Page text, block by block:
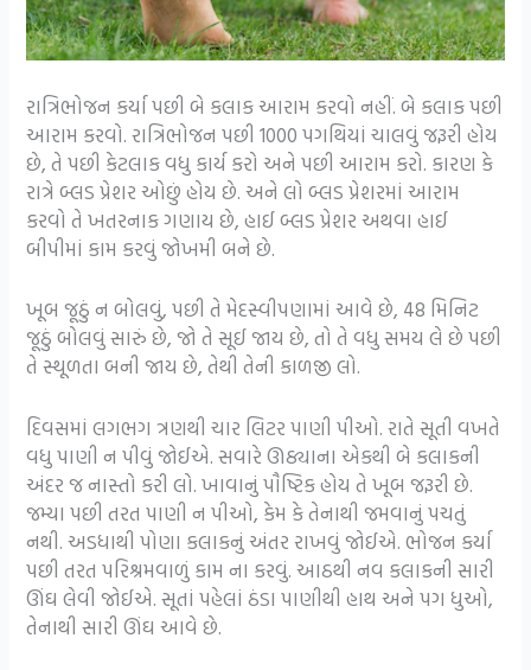
રાત્રિભોજન કર્યા પછી બે કલાક આરામ કરવો નહીં. બે કલાક પછી
આરામ કરવો. રાત્રિભોજન પછી 1000 પગથિયાં ચાલવું જરૂરી હોય
છે, તે પછી કેટલાક વધુ કાર્ય કરો અને પછી આરામ કરો. કારણ કે
રાત્રે બ્લડ પ્રેશર ઓછું હોય છે. અને લો બ્લડ પ્રેશરમાં આરામ
કરવો તે ખતરનાક ગણાય છે, હાઈ બ્લડ પ્રેશર અથવા હાઈ
બીપીમાં કામ કરવું જોખમી બને છે.
ખૂબ જૂઠું ન બોલવું, પછી તે મેદસ્વીપણામાં આવે છે, 48 મિનિટ
જૂઠું બોલવું સારું છે, જો તે સૂઈ જાય છે, તો તે વધુ સમય લે છે પછી
તે સ્થૂળતા બની જાય છે, તેથી તેની કાળજી લો.
દિવસમાં લગભગ ત્રણથી ચાર લિટર પાણી પીઓ. રાતે સૂતી વખતે
વધુ પાણી ન પીવું જોઈએ. સવારે ઊઠ્યાના એકથી બે કલાકની
અંદર જ નાસ્તો કરી લો. ખાવાનું પૌષ્ટિક હોય તે ખૂબ જરૂરી છે.
જમ્યા પછી તરત પાણી ન પીઓ, કેમ કે તેનાથી જમવાનું પચતું
નથી. અડધાથી પોણા કલાકનું અંતર રાખવું જોઈએ. ભોજન કર્યા
પછી તરત પરિશ્રમવાળું કામ ના કરવું. આઠથી નવ કલાકની સારી
ઊંઘ લેવી જોઈએ. સૂતાં પહેલાં ઠંડા પાણીથી હાથ અને પગ ધુઓ,
તેનાથી સારી ઊંઘ આવે છે.